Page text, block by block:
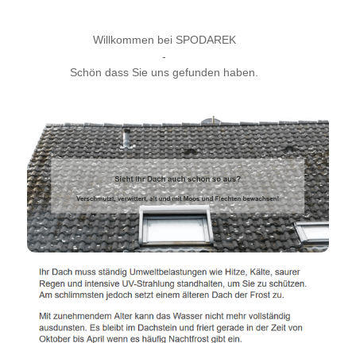
Willkommen bei SPODAREK
-
Schön dass Sie uns gefunden haben.